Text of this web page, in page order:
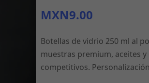
MXN9.00
Botellas de vidrio 250 ml al
muestras premium, aceites
competitivos.